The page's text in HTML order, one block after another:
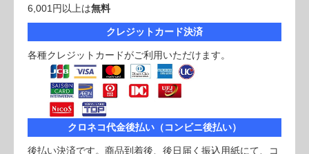
6,001円以上は無料
クレジットカード決済
各種クレジットカードがご利用いただけます。
クロネコ代金後払い（コンビニ後払い）
後払い決済です。商品到着後、後日届く振込用紙にて、コ